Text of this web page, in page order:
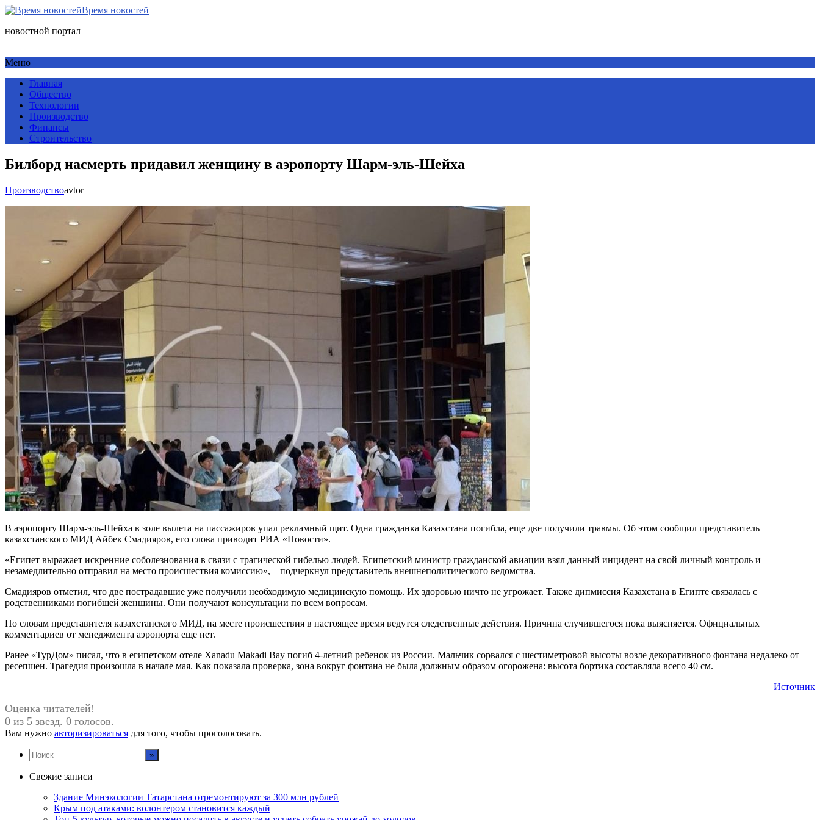
Время новостей
новостной портал
Меню
Главная
Общество
Технологии
Производство
Финансы
Строительство
Билборд насмерть придавил женщину в аэропорту Шарм-эль-Шейха
Производствоavtor
В аэропорту Шарм-эль-Шейха в золе вылета на пассажиров упал рекламный щит. Одна гражданка Казахстана погибла, еще две получили травмы. Об этом сообщил представитель
казахстанского МИД Айбек Смадияров, его слова приводит РИА «Новости».
«Египет выражает искренние соболезнования в связи с трагической гибелью людей. Египетский министр гражданской авиации взял данный инцидент на свой личный контроль и
незамедлительно отправил на место происшествия комиссию», – подчеркнул представитель внешнеполитического ведомства.
Смадияров отметил, что две пострадавшие уже получили необходимую медицинскую помощь. Их здоровью ничто не угрожает. Также дипмиссия Казахстана в Египте связалась с
родственниками погибшей женщины. Они получают консультации по всем вопросам.
По словам представителя казахстанского МИД, на месте происшествия в настоящее время ведутся следственные действия. Причина случившегося пока выясняется. Официальных
комментариев от менеджмента аэропорта еще нет.
Ранее «ТурДом» писал, что в египетском отеле Xanadu Makadi Bay погиб 4-летний ребенок из России. Мальчик сорвался с шестиметровой высоты возле декоративного фонтана недалеко от
ресепшен. Трагедия произошла в начале мая. Как показала проверка, зона вокруг фонтана не была должным образом огорожена: высота бортика составляла всего 40 см.
Источник
Оценка читателей!
0 из 5 звезд. 0 голосов.
Вам нужно авторизироваться для того, чтобы проголосовать.
Свежие записи
Здание Минэкологии Татарстана отремонтируют за 300 млн рублей
Крым под атаками: волонтером становится каждый